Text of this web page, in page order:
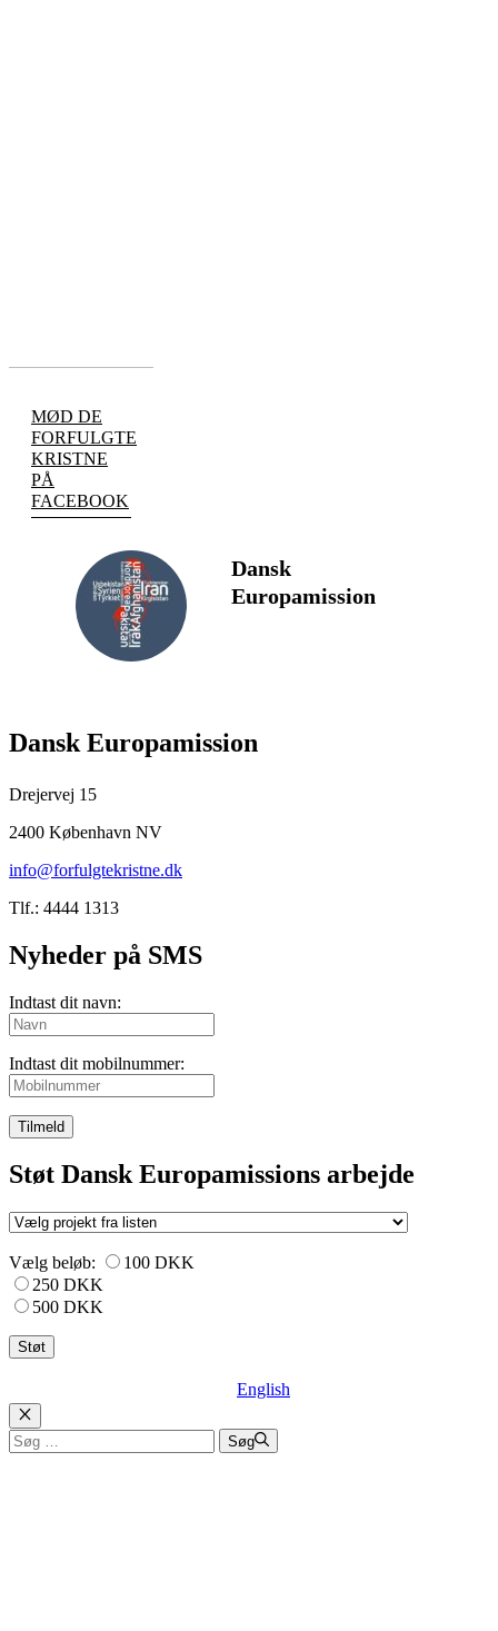
MØD DE
FORFULGTE
KRISTNE
PÅ
FACEBOOK
Dansk
Europamission
Dansk Europamission
Drejervej 15
2400 København NV
info@forfulgtekristne.dk
Tlf.: 4444 1313
Nyheder på SMS
Indtast dit navn:
Indtast dit mobilnummer:
Tilmeld
Støt Dansk Europamissions arbejde
Vælg beløb:
100 DKK
250 DKK
500 DKK
English
Luk
Søg
efter:
Søg